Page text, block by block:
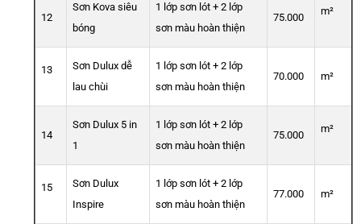
12
Sơn Kova siêu
bóng
1 lớp sơn lót + 2 lớp
sơn màu hoàn thiện
75.000
m²
13
Sơn Dulux dễ
lau chùi
1 lớp sơn lót + 2 lớp
sơn màu hoàn thiện
70.000 m²
14
Sơn Dulux 5 in
1
1 lớp sơn lót + 2 lớp
sơn màu hoàn thiện
75.000
m²
15
Sơn Dulux
Inspire
1 lớp sơn lót + 2 lớp
sơn màu hoàn thiện
77.000 m²